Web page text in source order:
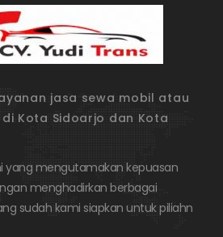
jasa sewa mobil atau
Kota Sidoarjo dan Kota
yang mengutamakan kepuasan
menghadirkan berbagai
sudah kami siapkan untuk piliahn